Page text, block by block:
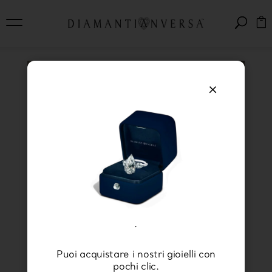
Qual è il diamante
tagliato più grande del
mondo?
Puoi acquistare i nostri gioielli con
pochi clic.
×
.